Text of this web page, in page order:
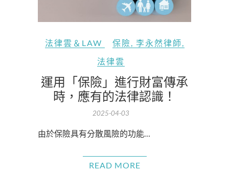
法律雲＆LAW 保險, 李永然律師,
法律雲
運用「保險」進行財富傳承
時，應有的法律認識！
2025-04-03
由於保險具有分散風險的功能…
READ MORE